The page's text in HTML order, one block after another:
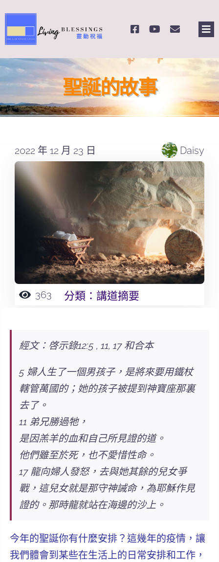
to
content
關於我們
奉獻支持
課程報名
Search
聖誕的故事
2022 年 12 月 23 日 Daisy
363 分類：講道摘要
經文：啓示錄12:5 , 11, 17 和合本
5 婦人生了一個男孩子，是將來要用鐵杖
轄管萬國的；她的孩子被提到神寶座那裏
去了。
11 弟兄勝過牠，
是因羔羊的血和自己所見證的道。
他們雖至於死，也不愛惜性命。
17 龍向婦人發怒，去與她其餘的兒女爭
戰，這兒女就是那守神誡命，為耶穌作見
證的。那時龍就站在海邊的沙上。
今年的聖誕你有什麼安排？這幾年的疫情，讓
我們體會到某些在生活上的日常安排和工作，